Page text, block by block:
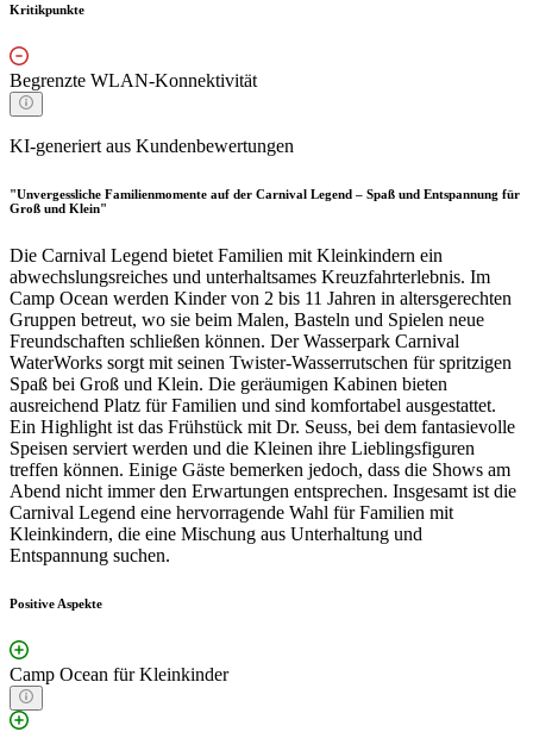
Kritikpunkte
Begrenzte WLAN-Konnektivität
KI-generiert aus Kundenbewertungen
"Unvergessliche Familienmomente auf der Carnival Legend – Spaß und Entspannung für
Groß und Klein"
Die Carnival Legend bietet Familien mit Kleinkindern ein
abwechslungsreiches und unterhaltsames Kreuzfahrterlebnis. Im
Camp Ocean werden Kinder von 2 bis 11 Jahren in altersgerechten
Gruppen betreut, wo sie beim Malen, Basteln und Spielen neue
Freundschaften schließen können. Der Wasserpark Carnival
WaterWorks sorgt mit seinen Twister-Wasserrutschen für spritzigen
Spaß bei Groß und Klein. Die geräumigen Kabinen bieten
ausreichend Platz für Familien und sind komfortabel ausgestattet.
Ein Highlight ist das Frühstück mit Dr. Seuss, bei dem fantasievolle
Speisen serviert werden und die Kleinen ihre Lieblingsfiguren
treffen können. Einige Gäste bemerken jedoch, dass die Shows am
Abend nicht immer den Erwartungen entsprechen. Insgesamt ist die
Carnival Legend eine hervorragende Wahl für Familien mit
Kleinkindern, die eine Mischung aus Unterhaltung und
Entspannung suchen.
Positive Aspekte
Camp Ocean für Kleinkinder